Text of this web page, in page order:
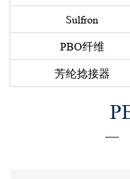
Sulfron
PBO纤维
芳纶捻接器